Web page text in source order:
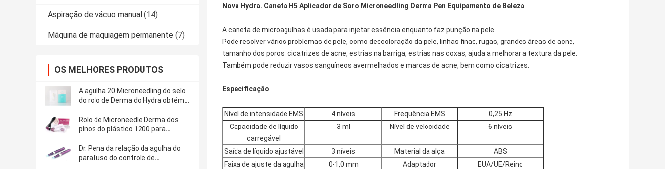
Aspiração de vácuo manual (14)
Máquina de maquiagem permanente (7)
OS MELHORES PRODUTOS
A agulha 20 Microneedling do selo
do rolo de Derma do Hydra obtém
Rolo de Microneedle Derma dos
pinos do plástico 1200 para
celulites
Dr. Pena da relação da agulha do
parafuso do controle de
Nova Hydra. Caneta H5 Aplicador de Soro Microneedling Derma Pen Equipamento de Beleza
A caneta de microagulhas é usada para injetar essência enquanto faz punção na pele.
Pode resolver vários problemas de pele, como descoloração da pele, linhas finas, rugas, grandes áreas de acne,
tamanho dos poros, cicatrizes de acne, estrias na barriga, estrias nas coxas, ajuda a melhorar a textura da pele.
Também pode reduzir vasos sanguíneos avermelhados e marcas de acne, bem como cicatrizes.
Especificação
Nível de intensidade EMS 4 níveis Frequência EMS
0,25 Hz
Capacidade de líquido
carregável
3 ml Nível de velocidade 6 níveis
Saída de líquido ajustável 3 níveis Material da alça
ABS
Faixa de ajuste da agulha
0-1,0 mm Adaptador
EUA/UE/Reino